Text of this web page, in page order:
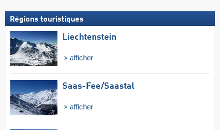
Régions touristiques
Liechtenstein
afficher
Saas-Fee/​Saastal
afficher